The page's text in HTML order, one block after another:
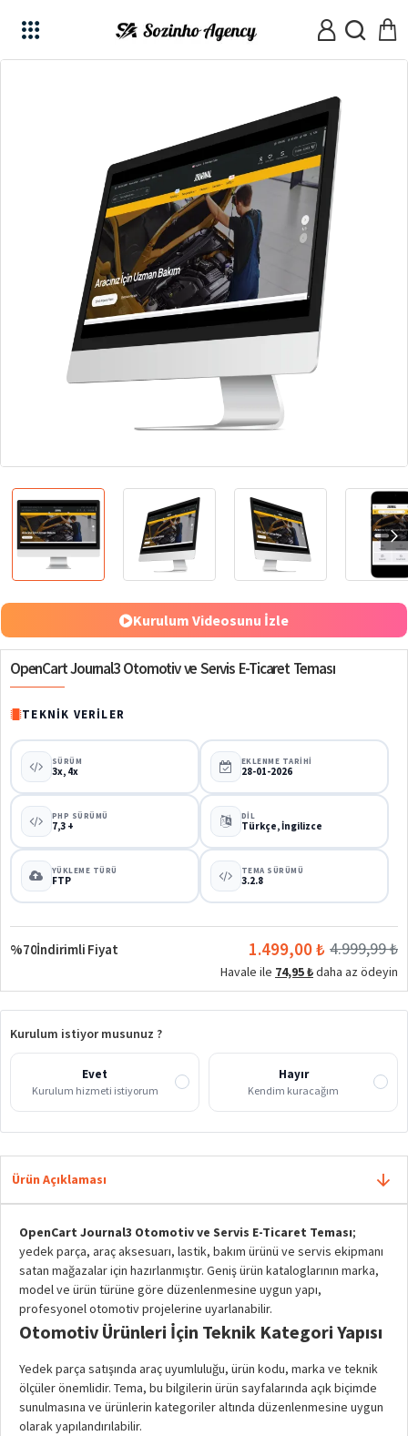
Kurulum Videosunu İzle
OpenCart Journal3 Otomotiv ve Servis E-Ticaret Teması
TEKNIK VERILER
SÜRÜM
3x, 4x
EKLENME TARIHI
28-01-2026
PHP SÜRÜMÜ
7,3 +
DIL
Türkçe, İngilizce
YÜKLEME TÜRÜ
FTP
TEMA SÜRÜMÜ
3.2.8
İndirimli Fiyat
%70 1.499,00 ₺ 4.999,99 ₺
Havale ile 74,95 ₺daha az ödeyin
Kurulum istiyor musunuz ?
Evet
Kurulum hizmeti istiyorum
Hayır
Kendim kuracağım
Ürün Açıklaması
OpenCart Journal3 Otomotiv ve Servis E-Ticaret Teması;
yedek parça, araç aksesuarı, lastik, bakım ürünü ve servis ekipmanı
satan mağazalar için hazırlanmıştır. Geniş ürün kataloglarının marka,
model ve ürün türüne göre düzenlenmesine uygun yapı,
profesyonel otomotiv projelerine uyarlanabilir.
Otomotiv Ürünleri İçin Teknik Kategori Yapısı
Yedek parça satışında araç uyumluluğu, ürün kodu, marka ve teknik
ölçüler önemlidir. Tema, bu bilgilerin ürün sayfalarında açık biçimde
sunulmasına ve ürünlerin kategoriler altında düzenlenmesine uygun
olarak yapılandırılabilir.